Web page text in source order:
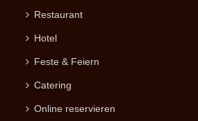
Restaurant
Hotel
Feste & Feiern
Catering
Online reservieren